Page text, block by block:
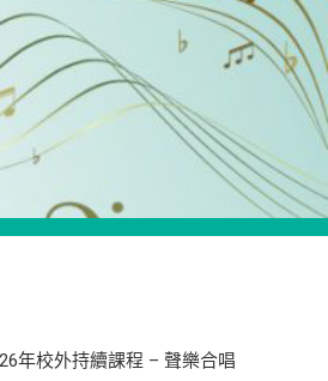
年校外持續課程 – 聲樂合唱